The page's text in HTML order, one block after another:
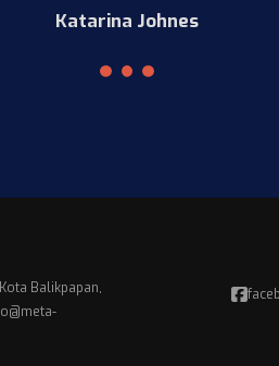
Katarina Johnes
Balikpapan,